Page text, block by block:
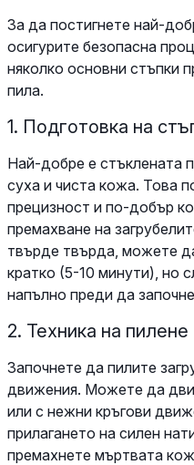
За да постигнете най-
осигурите безопасна
няколко основни стъпки
пила.
1. Подготовка на
Най-добре е стъклената
суха и чиста кожа. Това
прецизност и по-добър
премахване на
твърде твърда, можете
кратко (5-10 минути), но
напълно преди да
2. Техника на пилене
Започнете да пилите
движения. Можете да
или с нежни кръгови
прилагането на силен
премахнете мъртвата